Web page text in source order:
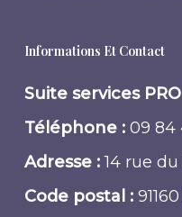
Informations Et Contact
Suite services PRO
Téléphone :09 84
Adresse :14 rue du
Code postal :